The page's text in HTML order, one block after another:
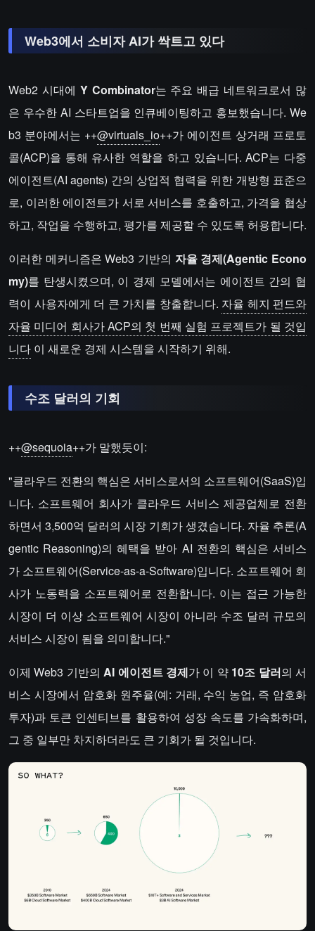
Web3에서 소비자 AI가 싹트고 있다
Web2 시대에 Y Combinator는 주요 배급 네트워크로서 많
은 우수한 AI 스타트업을 인큐베이팅하고 홍보했습니다. We
b3 분야에서는 ++@virtuals_io++가 에이전트 상거래 프로토
콜(ACP)을 통해 유사한 역할을 하고 있습니다. ACP는 다중
에이전트(AI agents) 간의 상업적 협력을 위한 개방형 표준으
로, 이러한 에이전트가 서로 서비스를 호출하고, 가격을 협상
하고, 작업을 수행하고, 평가를 제공할 수 있도록 허용합니다.
이러한 메커니즘은 Web3 기반의 자율 경제(Agentic Econo
my)를 탄생시켰으며, 이 경제 모델에서는 에이전트 간의 협
력이 사용자에게 더 큰 가치를 창출합니다. 자율 헤지 펀드와
자율 미디어 회사가 ACP의 첫 번째 실험 프로젝트가 될 것입
니다 이 새로운 경제 시스템을 시작하기 위해.
수조 달러의 기회
++@sequoia++가 말했듯이:
"클라우드 전환의 핵심은 서비스로서의 소프트웨어(SaaS)입
니다. 소프트웨어 회사가 클라우드 서비스 제공업체로 전환
하면서 3,500억 달러의 시장 기회가 생겼습니다. 자율 추론(A
gentic Reasoning)의 혜택을 받아 AI 전환의 핵심은 서비스
가 소프트웨어(Service-as-a-Software)입니다. 소프트웨어 회
사가 노동력을 소프트웨어로 전환합니다. 이는 접근 가능한
시장이 더 이상 소프트웨어 시장이 아니라 수조 달러 규모의
서비스 시장이 됨을 의미합니다."
이제 Web3 기반의AI 에이전트 경제가 이 약 10조 달러의 서
비스 시장에서 암호화 원주율(예: 거래, 수익 농업, 즉 암호화
투자)과 토큰 인센티브를 활용하여 성장 속도를 가속화하며,
그 중 일부만 차지하더라도 큰 기회가 될 것입니다.